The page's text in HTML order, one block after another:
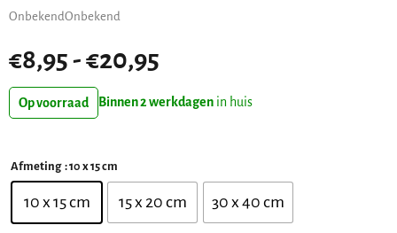
OnbekendOnbekend
€8,95-€20,95
Op voorraad Binnen 2 werkdagen in huis
Afmeting : 10 x 15 cm
10 x 15 cm 15 x 20 cm 30 x 40 cm